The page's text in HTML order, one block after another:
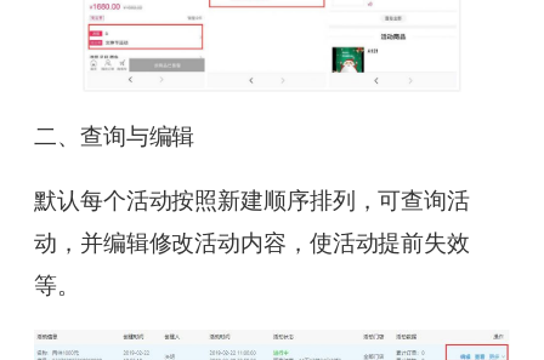
二、查询与编辑
默认每个活动按照新建顺序排列，可查询活
动，并编辑修改活动内容，使活动提前失效
等。